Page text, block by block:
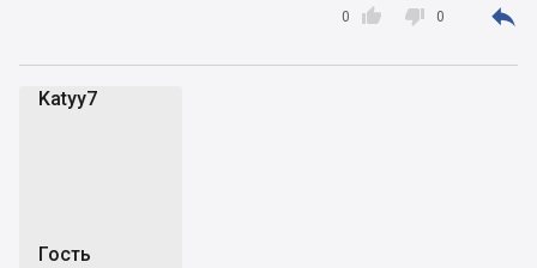

0  0 
Katyy7
Гость